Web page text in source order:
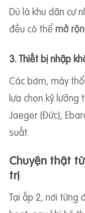
Dù là khu dân cư
đều có thểmở
3. Thiết bị nhập
Các bơm, máy
lựa chọn kỹ lưỡng
Jaeger (Đức),
suất.
Chuyện thật
trị
Tại ấp 2, nơi từng